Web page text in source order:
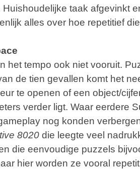
taak afgevinkt
alles over hoe repetitief
het tempo ook niet vooruit.
de tien gevallen komt het
te openen of een object/
verder ligt. Waar eerdere
nog konden
8020 die leegte veel
die eenvoudige puzzels
hier worden ze vooral